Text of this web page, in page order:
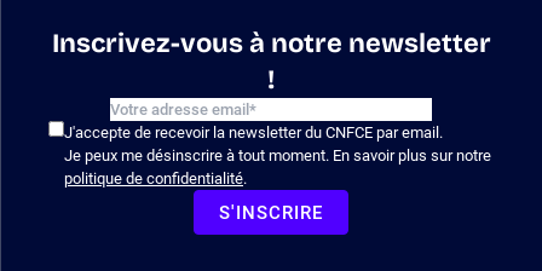
Inscrivez-vous à notre newsletter
!
J'accepte de recevoir la newsletter du CNFCE par email.
Je peux me désinscrire à tout moment. En savoir plus sur notre
politique de confidentialité.
S'INSCRIRE